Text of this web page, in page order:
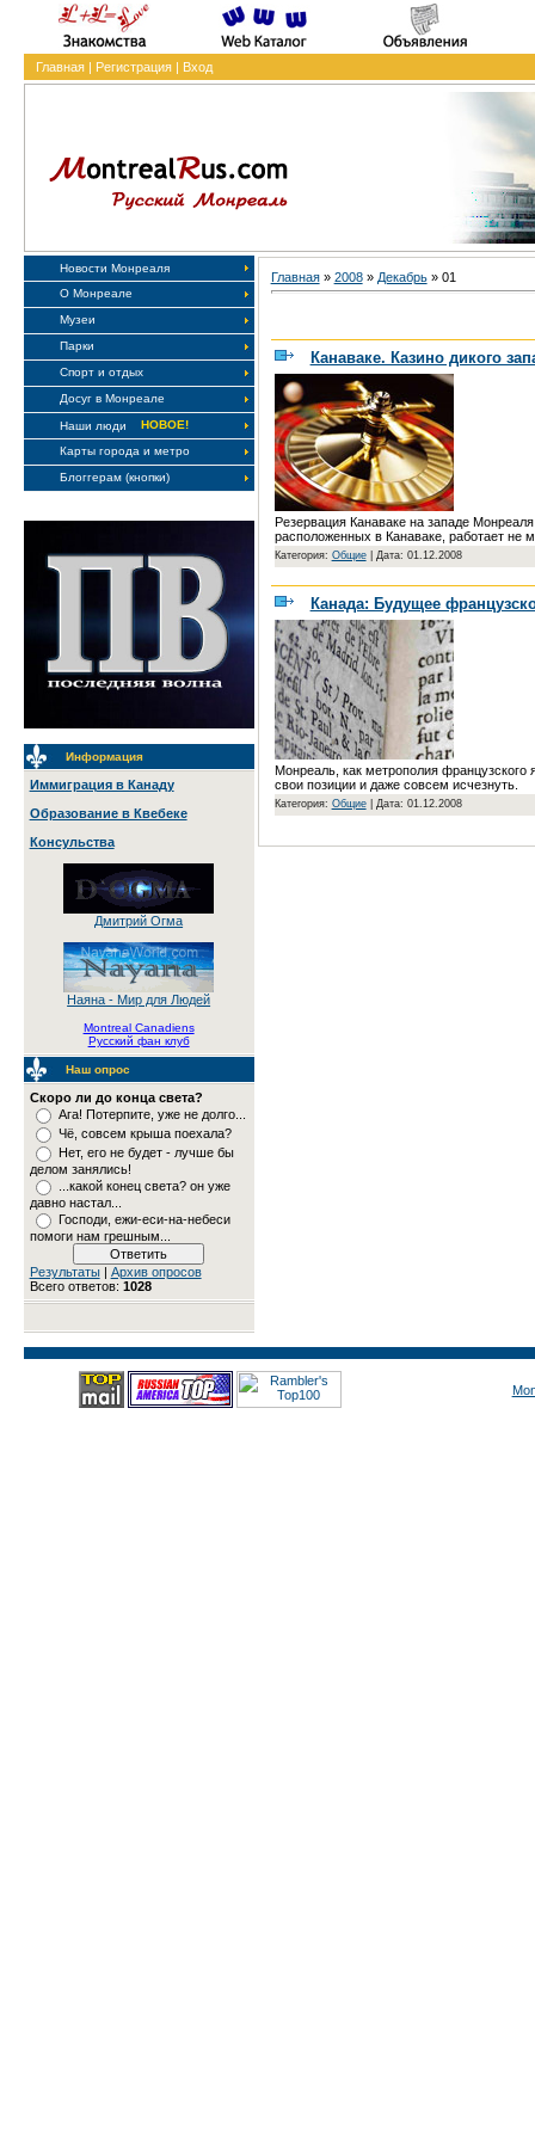
Главная| Регистрация| Вход
Новости Монреаля
О Монреале
Музеи
Парки
Спорт и отдых
Досуг в Монреале
Наши люди
НОВОЕ!
Карты города и метро
Блоггерам (кнопки)
Информация
Иммиграция в Канаду
Образование в Квебеке
Консульства
Дмитрий Огма
Наяна - Мир для Людей
Montreal Canadiens
Русский фан клуб
Наш опрос
Скоро ли до конца света?
Ага! Потерпите, уже не долго...
Чё, совсем крыша поехала?
Нет, его не будет - лучше бы
делом занялись!
...какой конец света? он уже
давно настал...
Господи, ежи-еси-на-небеси
помоги нам грешным...
Результаты| Архив опросов
Всего ответов: 1028
Главная» 2008 » Декабрь » 01
Канаваке. Казино дикого
Резервация Канаваке на западе
расположенных в Канаваке, работает не
Категория: Общие| Дата: 01.12.2008
Канада: Будущее
Монреаль, как метрополия
свои позиции и даже совсем исчезнуть.
Категория: Общие| Дата: 01.12.2008